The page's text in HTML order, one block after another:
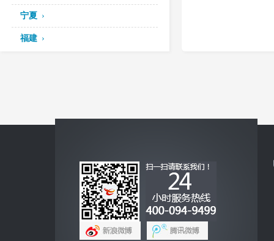
宁夏
福建
互联网+
企业手机客户端
网上商城云平台